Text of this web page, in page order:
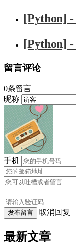
[Python]
[Python]
留言评论
0条留言
昵称
手机
发布留言 取消回复
最新文章